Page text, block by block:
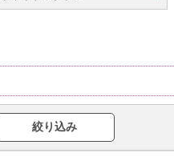
絞り込み